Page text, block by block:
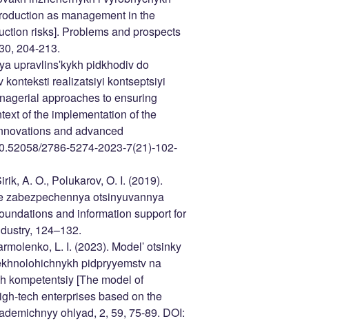
as management in the
risks]. Problems and prospects
204-213.
upravlinsʹkykh pidkhodiv do
realizatsiyi kontseptsiyi
approaches to ensuring
of the implementation of the
and advanced
2786-5274-2023-7(21)-102-
A. O., Polukarov, O. I. (2019).
zabezpechennya otsinyuvannya
and information support for
124–132.
L. I. (2023). Modelʹ otsinky
pidpryyemstv na
kompetentsiy [The model of
tech enterprises based on the
ohlyad, 2, 59, 75-89. DOI: